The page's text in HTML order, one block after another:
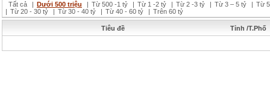
Tất cả
| Dưới 500 triệu | Từ 500 -1 tỷ | Từ 1 -2 tỷ | Từ 2 -3 tỷ | Từ 3 – 5 tỷ | Từ
| Từ 20 - 30 tỷ | Từ 30 - 40 tỷ | Từ 40 - 60 tỷ | Trên 60 tỷ
Tiêu đề Tỉnh /T.Phố